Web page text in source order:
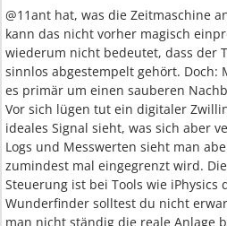
@11ant hat, was die Zeitmaschine
kann das nicht vorher magisch
wiederum nicht bedeutet, dass der
sinnlos abgestempelt gehört. Doch:
es primär um einen sauberen
Vor sich lügen tut ein digitaler
ideales Signal sieht, was sich aber
Logs und Messwerten sieht man
zumindest mal eingegrenzt wird.
Steuerung ist bei Tools wie iPhysics
Wunderfinder solltest du nicht
man nicht ständig die reale Anlage